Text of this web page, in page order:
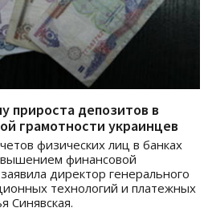
прироста депозитов в
грамотности украинцев
физических лиц в банках
финансовой
директор генерального
технологий и платежных
Синявская.